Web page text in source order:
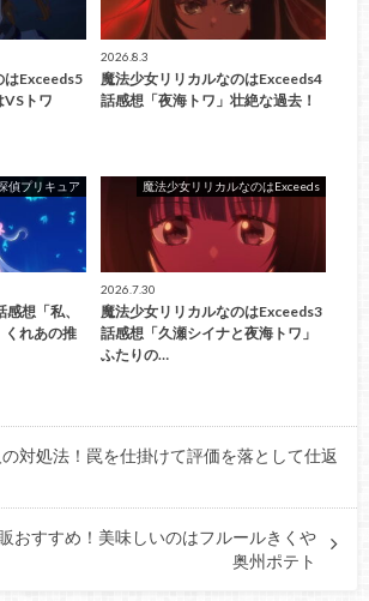
はExceeds5
VSトワ
2026.8.3
魔法少女リリカルなのはExceeds4
話感想「夜海トワ」壮絶な過去！
偵プリキュア
想「私、
くれあの推
魔法少女リリカルなのはExceeds
2026.7.30
魔法少女リリカルなのはExceeds3
話感想「久瀬シイナと夜海トワ」
ふたりの…
対処法！罠を仕掛けて評価を落として仕返
おすすめ！美味しいのはフルールきくや
奥州ポテト